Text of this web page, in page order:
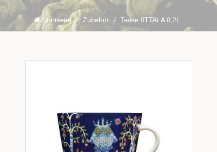
Startseite / Zubehör / Tasse IITTALA 0,2L